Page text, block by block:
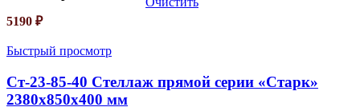
5190 ₽
Быстрый просмотр
Ст-23-85-40 Стеллаж прямой серии «Старк»
2380х850х400 мм